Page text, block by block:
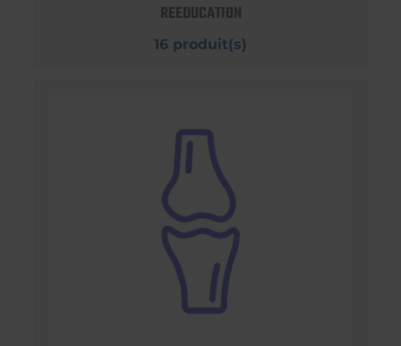
REEDUCATION
16 produit(s)